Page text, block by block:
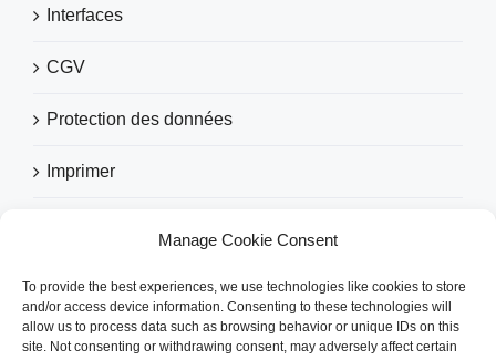
Manage Cookie Consent
To provide the best experiences, we use technologies like cookies to store
and/or access device information. Consenting to these technologies will
allow us to process data such as browsing behavior or unique IDs on this
site. Not consenting or withdrawing consent, may adversely affect certain
Interfaces
CGV
Protection des données
Imprimer